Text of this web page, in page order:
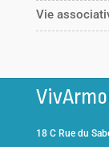
Vie
18 C Rue du